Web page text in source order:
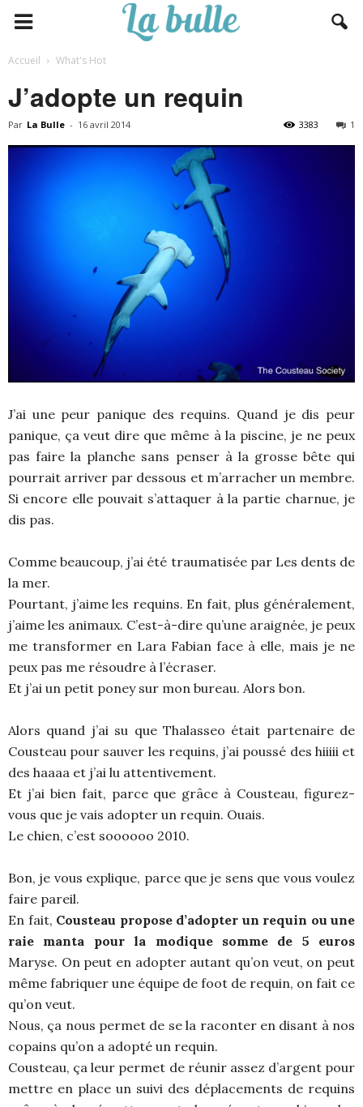
Accueil What's Hot
J’adopte un requin
Par La Bulle - 16 avril 2014 1
3383
J’ai une peur panique des requins. Quand je dis peur
panique, ça veut dire que même à la piscine, je ne peux
pas faire la planche sans penser à la grosse bête qui
pourrait arriver par dessous et m’arracher un membre.
Si encore elle pouvait s’attaquer à la partie charnue, je
dis pas.
Comme beaucoup, j’ai été traumatisée par Les dents de
la mer.
Pourtant, j’aime les requins. En fait, plus généralement,
j’aime les animaux. C’est-à-dire qu’une araignée, je peux
me transformer en Lara Fabian face à elle, mais je ne
peux pas me résoudre à l’écraser.
Et j’ai un petit poney sur mon bureau. Alors bon.
Alors quand j’ai su que Thalasseo était partenaire de
Cousteau pour sauver les requins, j’ai poussé des hiiiii et
des haaaa et j’ai lu attentivement.
Et j’ai bien fait, parce que grâce à Cousteau, figurez-
vous que je vais adopter un requin. Ouais.
Le chien, c’est soooooo 2010.
Bon, je vous explique, parce que je sens que vous voulez
faire pareil.
En fait, Cousteau propose d’adopter un requin ou une
raie manta pour la modique somme de 5 euros
Maryse. On peut en adopter autant qu’on veut, on peut
même fabriquer une équipe de foot de requin, on fait ce
qu’on veut.
Nous, ça nous permet de se la raconter en disant à nos
copains qu’on a adopté un requin.
Cousteau, ça leur permet de réunir assez d’argent pour
mettre en place un suivi des déplacements de requins